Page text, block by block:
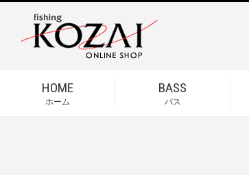
HOME
ホーム
BASS
バス